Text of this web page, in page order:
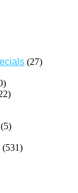
(27)
(5)
(531)